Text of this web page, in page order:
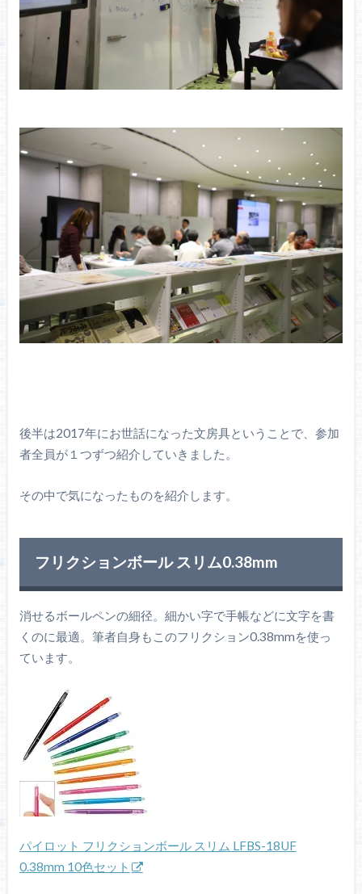
後半は2017年にお世話になった文房具ということで、参加
者全員が１つずつ紹介していきました。
その中で気になったものを紹介します。
フリクションボール スリム0.38mm
消せるボールペンの細径。細かい字で手帳などに文字を書
くのに最適。筆者自身もこのフリクション0.38mmを使っ
ています。
パイロット フリクションボール スリム LFBS-18UF
0.38mm 10色セット